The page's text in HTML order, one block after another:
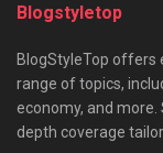
Blogstyletop
BlogStyleTop offers
range of topics,
economy, and
depth coverage